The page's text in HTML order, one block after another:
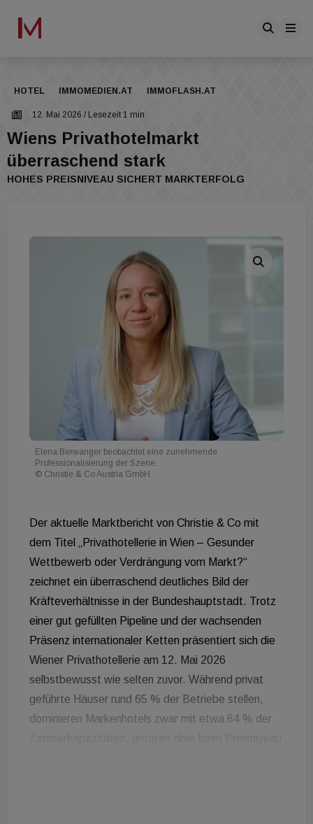
HOTEL IMMOMEDIEN.AT IMMOFLASH.AT
12. Mai 2026 / Lesezeit 1 min
Wiens Privathotelmarkt
überraschend stark
HOHES PREISNIVEAU SICHERT MARKTERFOLG
Elena Berwanger beobachtet eine zunehmende
Professionalisierung der Szene.
© Christie & Co Austria GmbH
Der aktuelle Marktbericht von Christie & Co mit
dem Titel „Privathotellerie in Wien – Gesunder
Wettbewerb oder Verdrängung vom Markt?“
zeichnet ein überraschend deutliches Bild der
Kräfteverhältnisse in der Bundeshauptstadt. Trotz
einer gut gefüllten Pipeline und der wachsenden
Präsenz internationaler Ketten präsentiert sich die
Wiener Privathotellerie am 12. Mai 2026
selbstbewusst wie selten zuvor. Während privat
geführte Häuser rund 65 % der Betriebe stellen,
dominieren Markenhotels zwar mit etwa 64 % der